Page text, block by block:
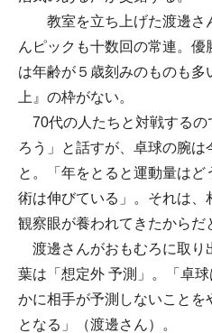
教室を立ち上げた渡邊さ
んピックも十数回の常連。
は年齢が５歳刻みのものも多
上』の枠がない。
70代の人たちと対戦するの
ろう」と話すが、卓球の腕は
と。「年をとると運動量は
術は伸びている」。それは、
観察眼が養われてきたからだ
渡邊さんがおもむろに取り
葉は「想定外 予測」。「卓
かに相手が予測しないことを
となる」（渡邊さん）。